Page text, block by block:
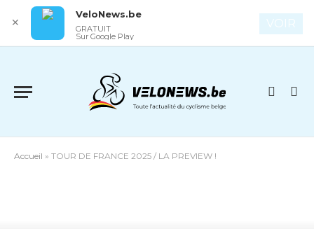
Accueil » TOUR DE FRANCE 2025 / LA PREVIEW !
✕
VeloNews.be
GRATUIT
Sur Google Play
VOIR